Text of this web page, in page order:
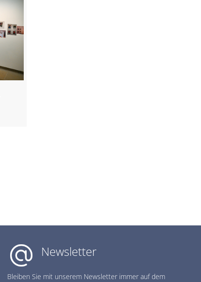
Newsletter
Bleiben Sie mit unserem Newsletter immer auf dem